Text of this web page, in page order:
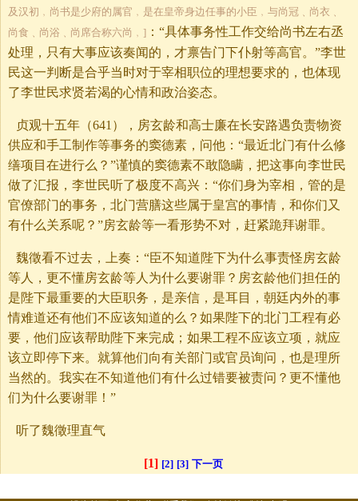
及汉初﹐尚书是少府的属官﹐是在皇帝身边任事的小臣﹐与尚冠﹑尚衣﹑
尚食﹑尚浴﹑尚席合称六尚﹐] ：“具体事务性工作交给尚书左右丞
处理，只有大事应该奏闻的，才禀告门下仆射等高官。”李世
民这一判断是合乎当时对于宰相职位的理想要求的，也体现
了李世民求贤若渴的心情和政治姿态。
贞观十五年（641），房玄龄和高士廉在长安路遇负责物资
供应和手工制作等事务的窦德素，问他：“最近北门有什么修
缮项目在进行么？”谨慎的窦德素不敢隐瞒，把这事向李世民
做了汇报，李世民听了极度不高兴：“你们身为宰相，管的是
官僚部门的事务，北门营膳这些属于皇宫的事情，和你们又
有什么关系呢？”房玄龄等一看形势不对，赶紧跪拜谢罪。
魏徵看不过去，上奏：“臣不知道陛下为什么事责怪房玄龄
等人，更不懂房玄龄等人为什么要谢罪？房玄龄他们担任的
是陛下最重要的大臣职务，是亲信，是耳目，朝廷内外的事
情难道还有他们不应该知道的么？如果陛下的北门工程有必
要，他们应该帮助陛下来完成；如果工程不应该立项，就应
该立即停下来。就算他们向有关部门或官员询问，也是理所
当然的。我实在不知道他们有什么过错要被责问？更不懂他
们为什么要谢罪！”
听了魏徵理直气
[1] [2] [3] 下一页